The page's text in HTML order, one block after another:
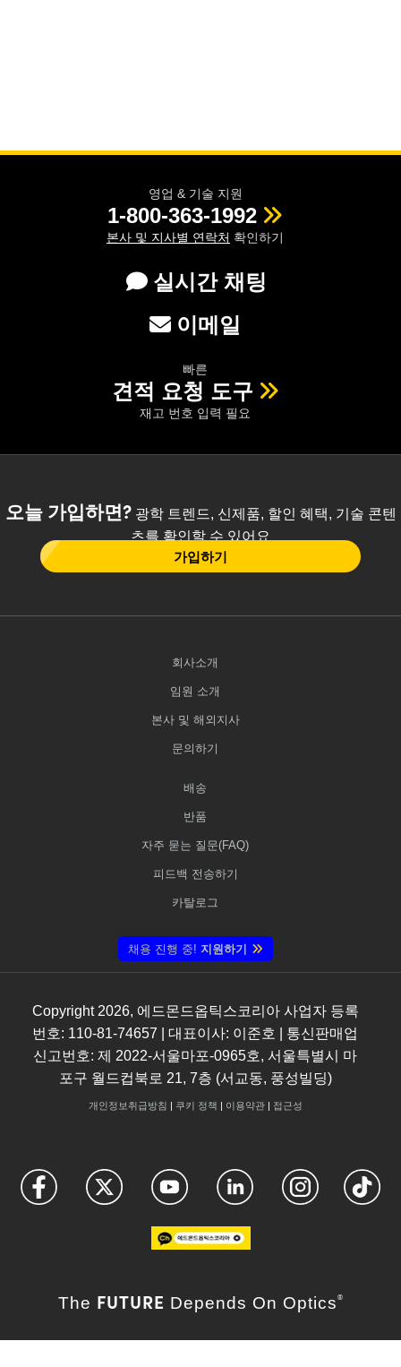
영업 & 기술 지원
1-800-363-1992
본사 및 지사별 연락처 확인하기
실시간 채팅
이메일
빠른
견적 요청 도구
재고 번호 입력 필요
오늘 가입하면?광학 트렌드, 신제품, 할인 혜택, 기술 콘텐
츠를 확인할 수 있어요
가입하기
회사소개
임원 소개
본사 및 해외지사
문의하기
배송
반품
자주 묻는 질문(FAQ)
피드백 전송하기
카탈로그
채용 진행 중! 지원하기
Copyright 2026, 에드몬드옵틱스코리아 사업자 등록
번호: 110-81-74657 | 대표이사: 이준호 | 통신판매업
신고번호: 제 2022-서울마포-0965호, 서울특별시 마
포구 월드컵북로 21, 7층 (서교동, 풍성빌딩)
개인정보취급방침 | 쿠키 정책 | 이용약관| 접근성
The FUTURE Depends On Optics ®